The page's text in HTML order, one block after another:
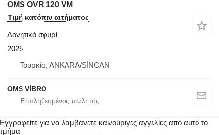
OMS OVR 120 VM
Τιμή κατόπιν αιτήματος
Δονητικό σφυρί
2025
Τουρκία, ANKARA/SİNCAN
OMS VİBRO
Εγγραφείτε για να λαμβάνετε καινούριγες αγγελίες από αυτό το
τμήμα